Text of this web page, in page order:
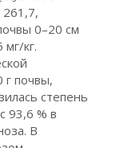
261,7,
0–20 см
кг.
г почвы,
степень
93,6 % в
В